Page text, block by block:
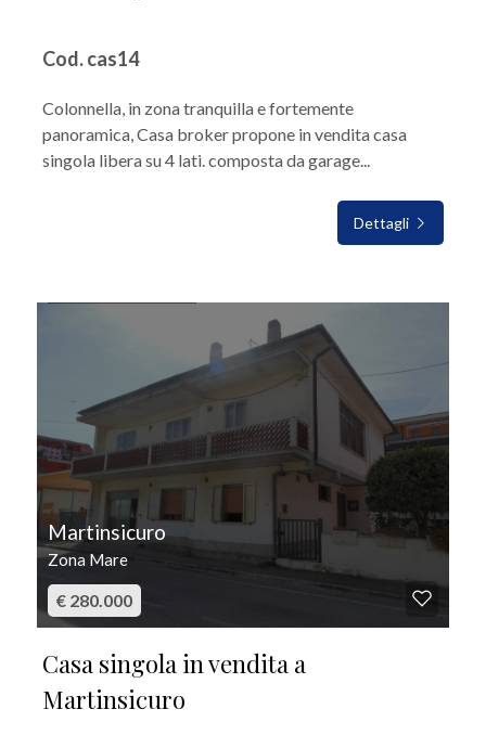
Cod. cas14
Colonnella, in zona tranquilla e fortemente
panoramica, Casa broker propone in vendita casa
singola libera su 4 lati. composta da garage...
Dettagli
Martinsicuro
Zona Mare
€ 280.000
Casa singola in vendita a
Martinsicuro